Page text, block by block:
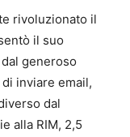
rivoluzionato il
il suo
generoso
inviare email,
dal
alla RIM, 2,5